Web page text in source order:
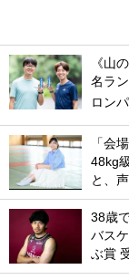
《山
名ラ
ロン
「会
48kg
と、
38歳
バス
ぶ賞